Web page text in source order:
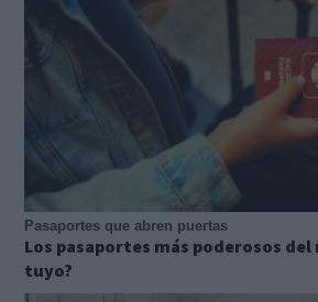
Pasaportes que abren puertas
Los pasaportes más poderosos
tuyo?